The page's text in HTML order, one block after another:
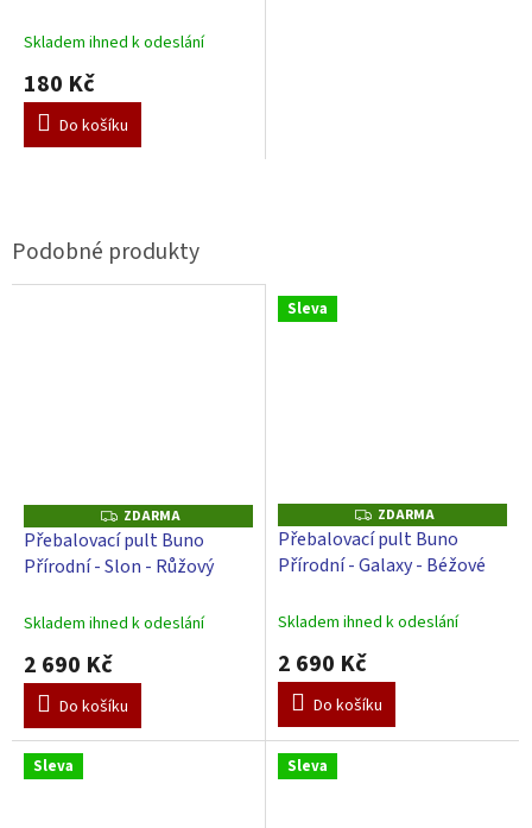
Skladem ihned k odeslání
180 Kč
Do košíku
Z
D
A
R
ZDARMA
Přebalovací pult Buno
Přírodní - Slon - Růžový
Skladem ihned k odeslání
2 690 Kč
Do košíku
Sleva
Z
D
A
R
ZDARMA
Přebalovací pult Buno
Přírodní - Galaxy - Béžové
Skladem ihned k odeslání
2 690 Kč
Do košíku
Sleva Sleva